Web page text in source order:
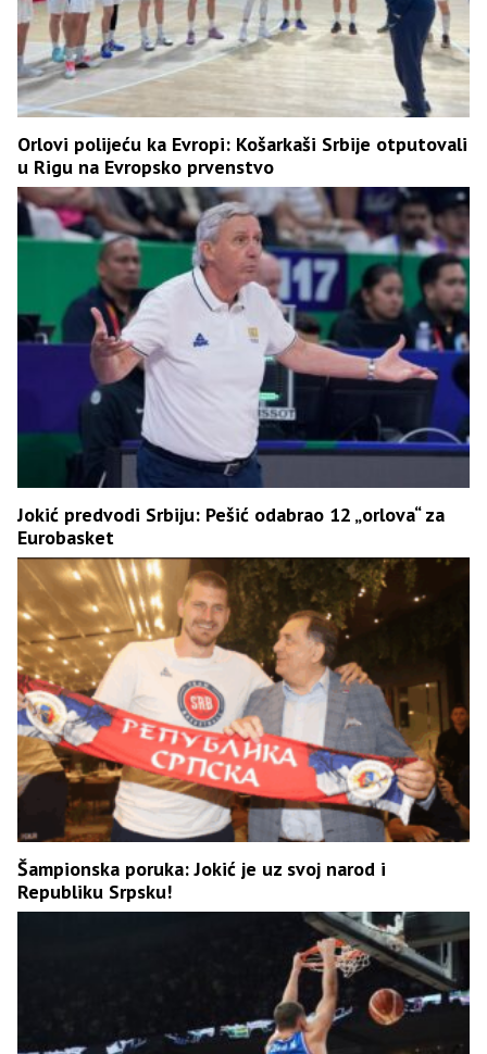
Orlovi polijeću ka Evropi: Košarkaši Srbije otputovali
u Rigu na Evropsko prvenstvo
Jokić predvodi Srbiju: Pešić odabrao 12 „orlova“ za
Eurobasket
Šampionska poruka: Jokić je uz svoj narod i
Republiku Srpsku!